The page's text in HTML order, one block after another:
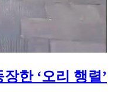
한 ‘오리 행렬’